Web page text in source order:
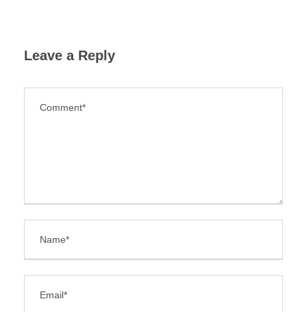
Leave a Reply